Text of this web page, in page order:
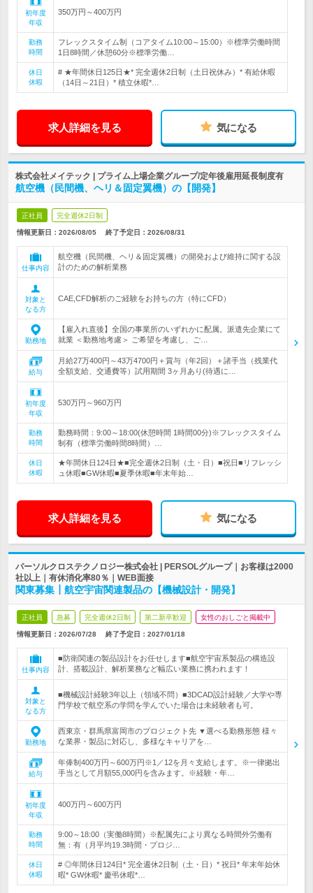
初年度
年収
350万円～400万円
勤務
時間
フレックスタイム制（コアタイム10:00～15:00）※標準労働時間
1日8時間／休憩60分※標準労働…
休日
休暇
# ★年間休日125日★* 完全週休2日制（土日祝休み）* 有給休暇
（14日～21日）* 積立休暇*…
求人詳細を見る 気になる
株式会社メイテック | プライム上場企業グループ/定年後雇用延長制度有
航空機（民間機、ヘリ＆固定翼機）の【開発】
正社員 完全週休2日制
情報更新日：2026/08/05 終了予定日： 2026/08/31
仕事内容
航空機（民間機、ヘリ＆固定翼機）の開発および維持に関する設
計のための解析業務
対象と
なる方
CAE,CFD解析のご経験をお持ちの方（特にCFD）
勤務地
【雇入れ直後】全国の事業所のいずれかに配属。派遣先企業にて
就業 ＜勤務地考慮＞ ご希望を考慮し、ご…
給与
月給27万400円～43万4700円＋賞与（年2回）＋諸手当（残業代
全額支給、交通費等）試用期間 3ヶ月あり(待遇に…
初年度
年収
530万円～960万円
勤務
時間
勤務時間：9:00～18:00(休憩時間 1時間00分)※フレックスタイム
制有（標準労働時間8時間）…
休日
休暇
★年間休日124日★■完全週休2日制（土・日）■祝日■リフレッシ
ュ休暇■GW休暇■夏季休暇■年末年始…
求人詳細を見る 気になる
パーソルクロステクノロジー株式会社 | PERSOLグループ｜お客様は2000
社以上｜有休消化率80％｜WEB面接
関東募集┃航空宇宙関連製品の【機械設計・開発】
正社員 急募 完全週休2日制 第二新卒歓迎 女性のおしごと掲載中
情報更新日：2026/07/28 終了予定日： 2027/01/18
仕事内容
■防衛関連の製品設計をお任せします■航空宇宙系製品の構造設
計、搭載設計、解析業務など幅広い業務に携われます！
対象と
なる方
■機械設計経験3年以上（領域不問）■3DCAD設計経験／大学や専
門学校で航空系の学問を学んでいた場合は未経験者も可。
勤務地
西東京・群馬県富岡市のプロジェクト先 ▼選べる勤務形態 様々
な業界・製品に対応し、多様なキャリアを…
給与
年俸制400万円～600万円※1／12を月々支給します。※一律拠出
手当として月額55,000円を含みます。※経験・年…
初年度
年収
400万円～600万円
勤務
時間
9:00～18:00（実働8時間）※配属先により異なる時間外労働有
無：有（月平均19.3時間・プロジ…
休日
休暇
# ◎年間休日124日* 完全週休2日制（土・日）* 祝日* 年末年始休
暇* GW休暇* 慶弔休暇*…